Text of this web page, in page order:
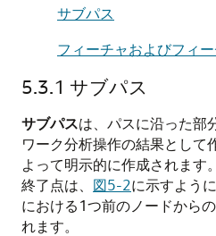
サブパス
フィーチャおよびフィ
5.3.1 サブパス
サブパスは、パスに沿った部
ワーク分析操作の結果として
よって明示的に作成されます
終了点は、 図5-2に示すよう
における1つ前のノードから
れます。